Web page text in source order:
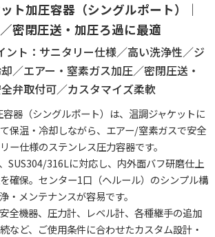
ト加圧容器（シングルポート）｜
密閉圧送・加圧ろ過に最適
ント：サニタリー仕様／高い洗浄性／ジ
／エアー・窒素ガス加圧／密閉圧送・
弁取付可／カスタマイズ柔軟
容器（シングルポート）は、温調ジャケットに
保温・冷却しながら、エアー/窒素ガスで安全
ー仕様のステンレス圧力容器です。
SUS304/316Lに対応し、内外面バフ研磨仕上
確保。センター1口（ヘルール）のシンプル構
・メンテナンスが容易です。
全機器、圧力計、レベル計、各種継手の追加
など、ご使用条件に合わせたカスタム設計・